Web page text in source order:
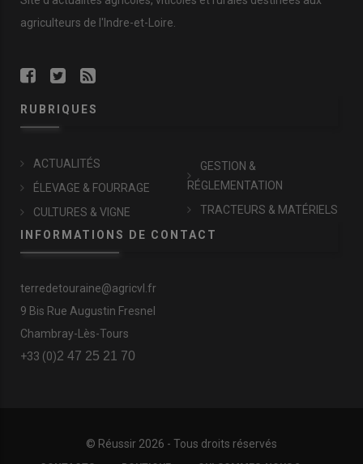
agriculteurs de l'Indre-et-Loire.
RUBRIQUES
ACTUALITÉS
ÉLEVAGE & FOURRAGE
CULTURES & VIGNE
GESTION &
RÉGLEMENTATION
TRACTEURS & MATÉRIELS
INFORMATIONS DE CONTACT
terredetouraine@agricvl.fr
9 Bis Rue Augustin Fresnel
Chambray-Lès-Tours
+33 (0)2 47 25 21 70
© Réussir 2026 - Tous droits réservés
FOOTER